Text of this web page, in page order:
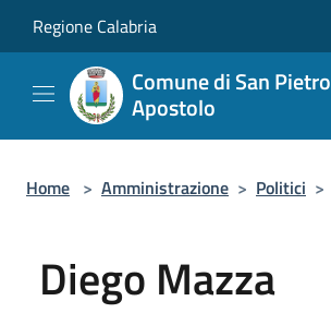
Regione Calabria
Comune di San Pietro
Apostolo
Home > Amministrazione > Politici >
Diego Mazza